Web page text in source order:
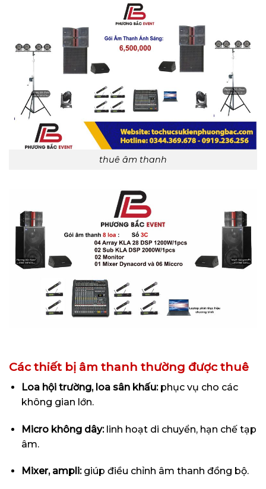
thuê âm thanh
Các thiết bị âm thanh thường được thuê
Loa hội trường, loa sân khấu:phục vụ cho các
không gian lớn.
Micro không dây:linh hoạt di chuyển, hạn chế tạp
âm.
Mixer, ampli:giúp điều chỉnh âm thanh đồng bộ.